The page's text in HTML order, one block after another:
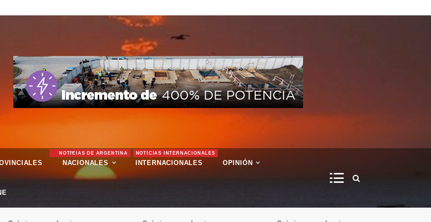
NACIONALES
NOTICIAS DE ARGENTINA
INTERNACIONALES
NOTICIAS INTERNACIONALES
OPINIÓN